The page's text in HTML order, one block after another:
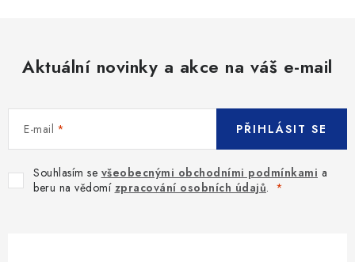
Aktuální novinky a akce na váš e-mail
E-mail
Souhlasím se všeobecnými obchodními podmínkami a
beru na vědomí zpracování osobních údajů.
PŘIHLÁSIT SE